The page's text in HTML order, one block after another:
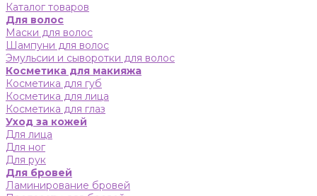
Каталог товаров
Для волос
Маски для волос
Шампуни для волос
Эмульсии и сыворотки для волос
Косметика для макияжа
Косметика для губ
Косметика для лица
Косметика для глаз
Уход за кожей
Для лица
Для ног
Для рук
Для бровей
Ламинирование бровей